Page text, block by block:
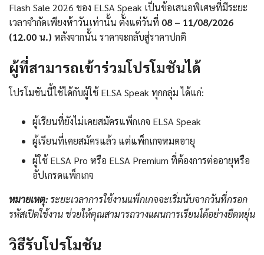
Flash Sale 2026 ของ ELSA Speak เป็นข้อเสนอพิเศษที่มีระยะ
เวลาจำกัดเพียงห้าวันเท่านั้น ตั้งแต่วันที่ 08 – 11/08/2026
(12.00 น.) หลังจากนั้น ราคาจะกลับสู่ราคาปกติ
ผู้ที่สามารถเข้าร่วมโปรโมชันได้
โปรโมชันนี้ใช้ได้กับผู้ใช้ ELSA Speak ทุกกลุ่ม ได้แก่:
ผู้เรียนที่ยังไม่เคยสมัครแพ็กเกจ ELSA Speak
ผู้เรียนที่เคยสมัครแล้ว แต่แพ็กเกจหมดอายุ
ผู้ใช้ ELSA Pro หรือ ELSA Premium ที่ต้องการต่ออายุหรือ
อัปเกรดแพ็กเกจ
หมายเหตุ: ระยะเวลาการใช้งานแพ็กเกจจะเริ่มนับจากวันที่กรอก
รหัสเปิดใช้งาน ช่วยให้คุณสามารถวางแผนการเรียนได้อย่างยืดหยุ่น
วิธีรับโปรโมชัน